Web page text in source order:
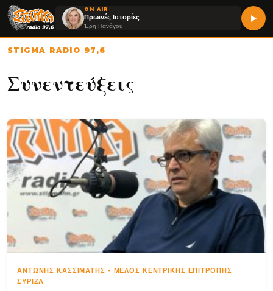
ON AIR
Πρωινές Ιστορίες
Έρη Πανάγου
STIGMA RADIO 97,6
Συνεντεύξεις
ΑΝΤΏΝΗΣ ΚΑΣΣΙΜΆΤΗΣ - ΜΈΛΟΣ ΚΕΝΤΡΙΚΉΣ ΕΠΙΤΡΟΠΉΣ
ΣΥΡΙΖΑ